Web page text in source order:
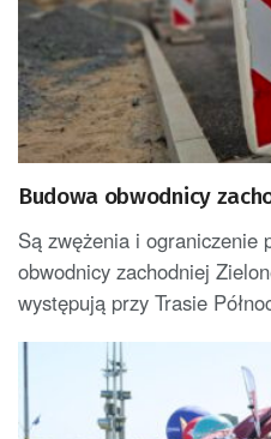
Budowa obwodnicy
Są zwężenia i ograniczenie
obwodnicy zachodniej
występują przy Trasie